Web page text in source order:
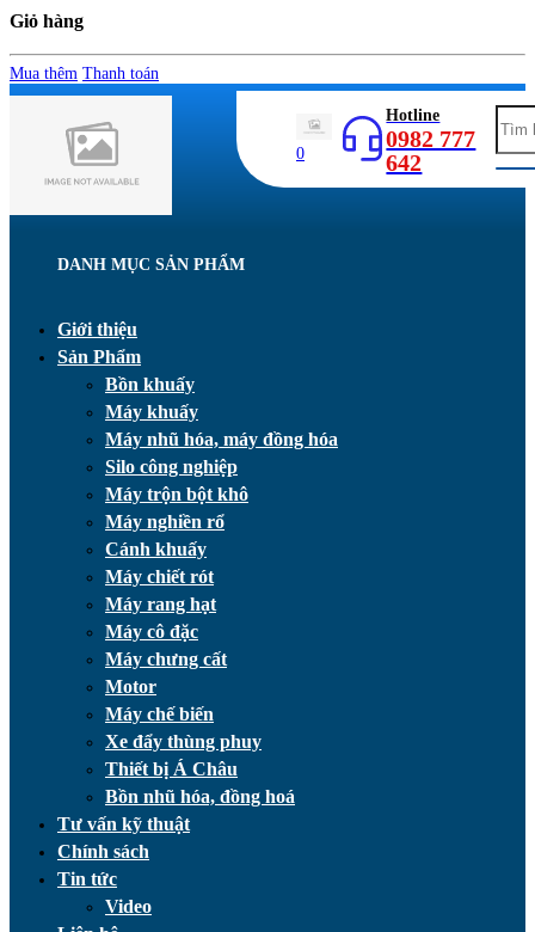
Giỏ hàng
Mua thêm Thanh toán
0
Hotline
0982 777
642
DANH MỤC SẢN PHẨM
Giới thiệu
Sản Phẩm
Bồn khuấy
Máy khuấy
Máy nhũ hóa, máy đồng hóa
Silo công nghiệp
Máy trộn bột khô
Máy nghiền rổ
Cánh khuấy
Máy chiết rót
Máy rang hạt
Máy cô đặc
Máy chưng cất
Motor
Máy chế biến
Xe đẩy thùng phuy
Thiết bị Á Châu
Bồn nhũ hóa, đồng hoá
Tư vấn kỹ thuật
Chính sách
Tin tức
Video